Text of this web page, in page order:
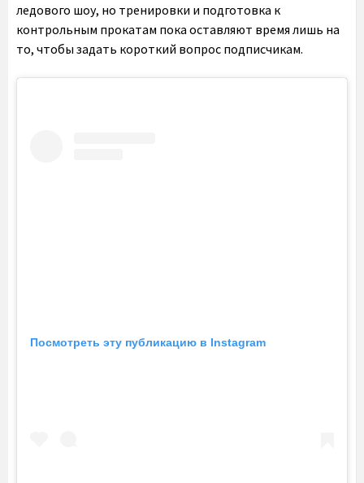
ледового шоу, но тренировки и подготовка к
контрольным прокатам пока оставляют время лишь на
то, чтобы задать короткий вопрос подписчикам.
Посмотреть эту публикацию в Instagram